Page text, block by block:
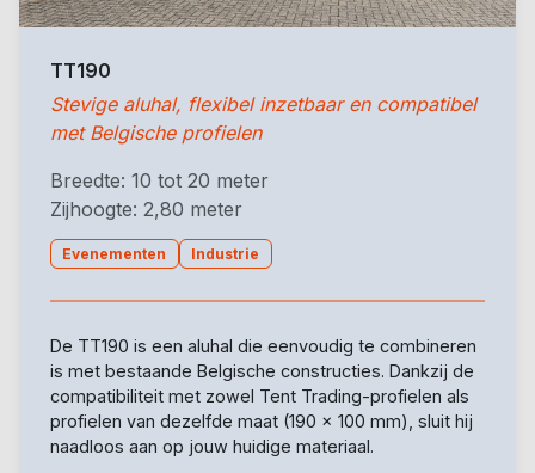
TT190
Stevige aluhal, flexibel inzetbaar en compatibel
met Belgische profielen
Breedte: 10 tot 20 meter
Zijhoogte: 2,80 meter
Evenementen Industrie
De TT190 is een aluhal die eenvoudig te combineren
is met bestaande Belgische constructies. Dankzij de
compatibiliteit met zowel Tent Trading-profielen als
profielen van dezelfde maat (190 x 100 mm), sluit hij
naadloos aan op jouw huidige materiaal.